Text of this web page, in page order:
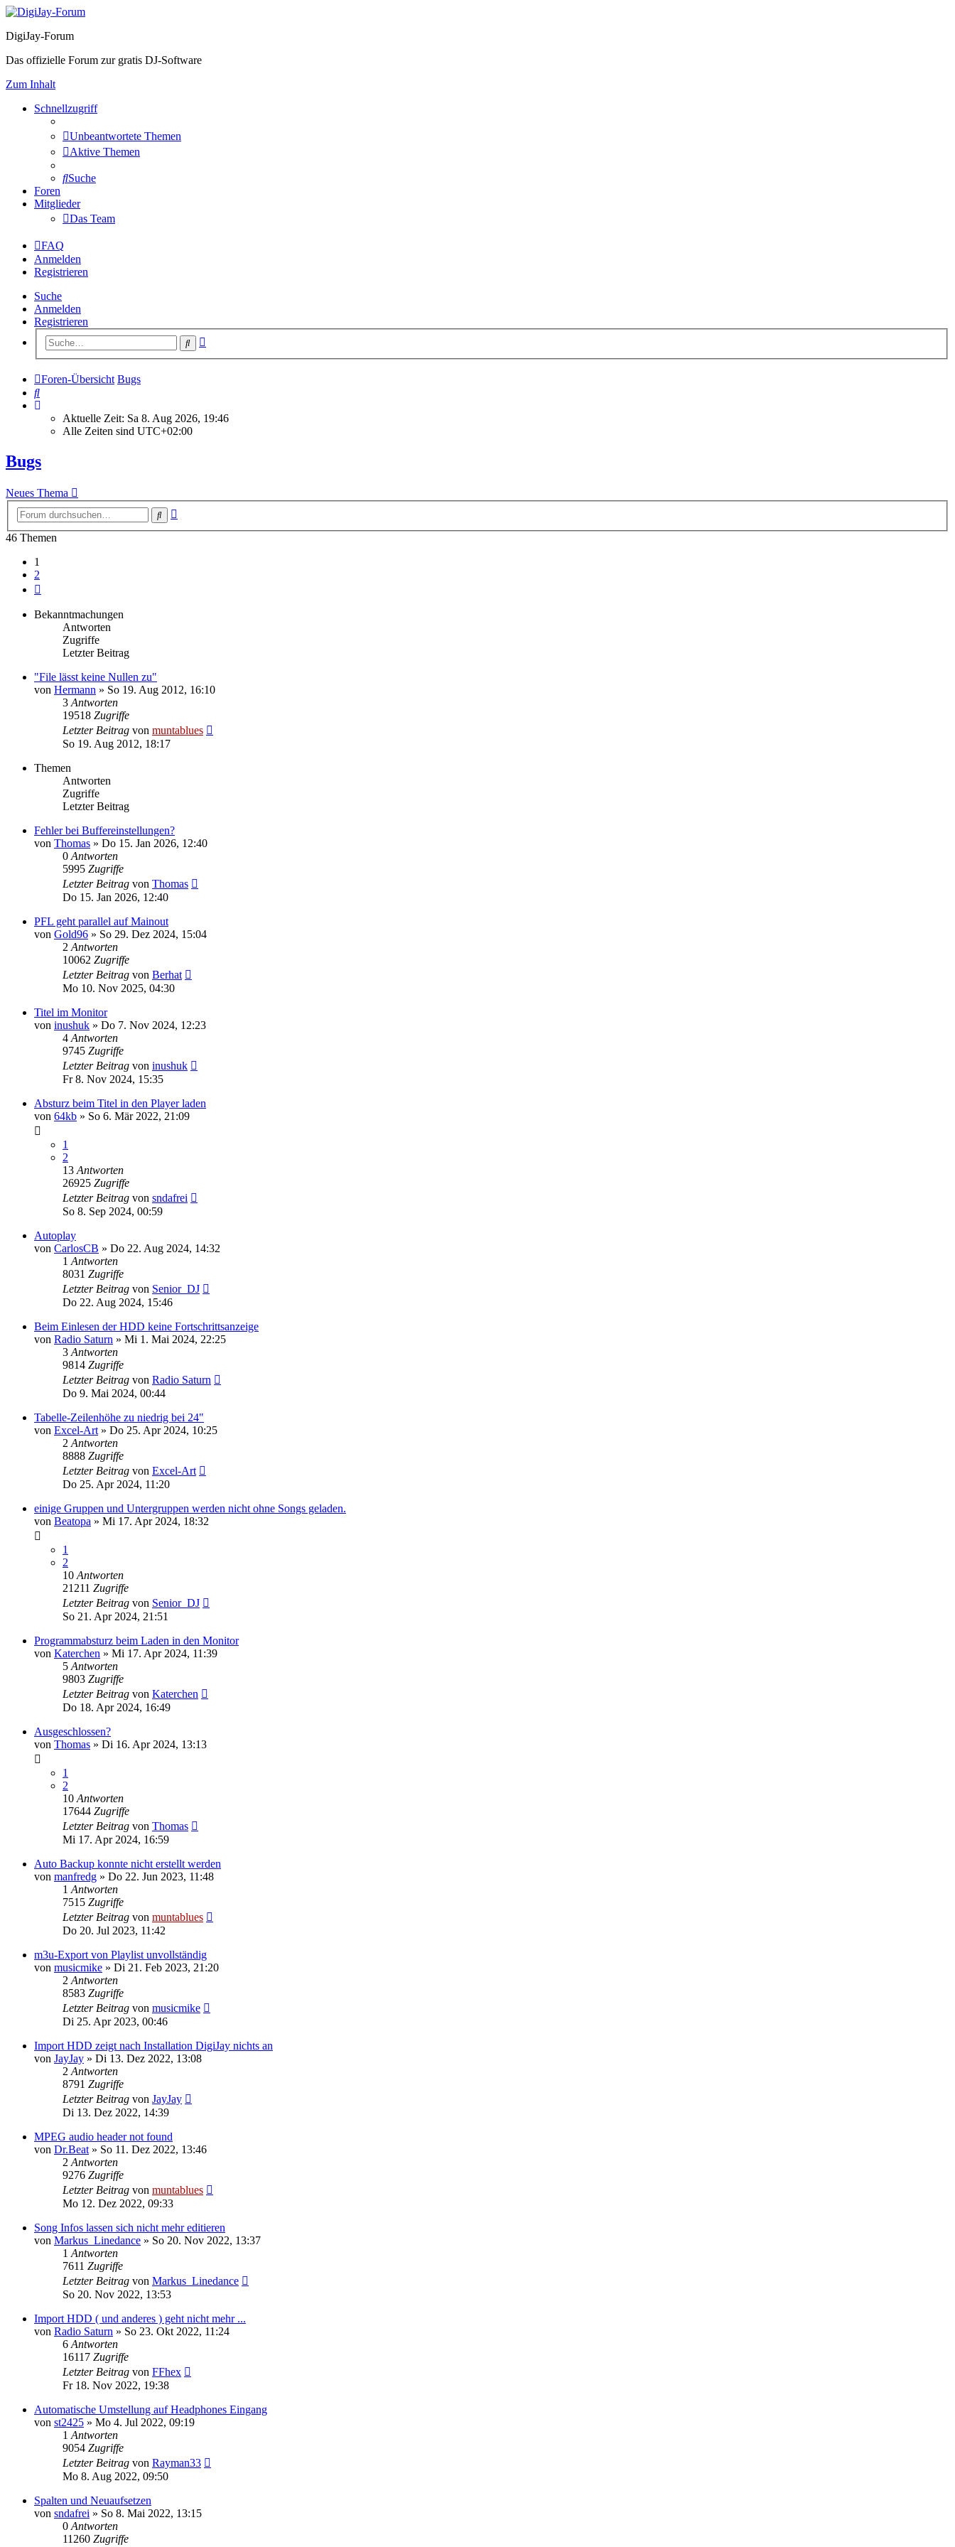
DigiJay-Forum
Das offizielle Forum zur gratis DJ-Software
Zum Inhalt
Schnellzugriff
Unbeantwortete Themen
Aktive Themen
Suche
Foren
Mitglieder
Das Team
FAQ
Anmelden
Registrieren
Suche
Anmelden
Registrieren
Suche
Foren-Übersicht Bugs
Suche
Aktuelle Zeit: Sa 8. Aug 2026, 19:46
Alle Zeiten sind UTC+02:00
Bugs
Neues Thema
Suche
46 Themen
1
2
Bekanntmachungen
Antworten
Zugriffe
Letzter Beitrag
"File lässt keine Nullen zu"
von Hermann » So 19. Aug 2012, 16:10
3 Antworten
19518 Zugriffe
Letzter Beitrag von muntablues
So 19. Aug 2012, 18:17
Themen
Antworten
Zugriffe
Letzter Beitrag
Fehler bei Buffereinstellungen?
von Thomas » Do 15. Jan 2026, 12:40
0 Antworten
5995 Zugriffe
Letzter Beitrag von Thomas
Do 15. Jan 2026, 12:40
PFL geht parallel auf Mainout
von Gold96 » So 29. Dez 2024, 15:04
2 Antworten
10062 Zugriffe
Letzter Beitrag von Berhat
Mo 10. Nov 2025, 04:30
Titel im Monitor
von inushuk » Do 7. Nov 2024, 12:23
4 Antworten
9745 Zugriffe
Letzter Beitrag von inushuk
Fr 8. Nov 2024, 15:35
Absturz beim Titel in den Player laden
von 64kb » So 6. Mär 2022, 21:09
1
2
13 Antworten
26925 Zugriffe
Letzter Beitrag von sndafrei
So 8. Sep 2024, 00:59
Autoplay
von CarlosCB » Do 22. Aug 2024, 14:32
1 Antworten
8031 Zugriffe
Letzter Beitrag von Senior_DJ
Do 22. Aug 2024, 15:46
Beim Einlesen der HDD keine Fortschrittsanzeige
von Radio Saturn » Mi 1. Mai 2024, 22:25
3 Antworten
9814 Zugriffe
Letzter Beitrag von Radio Saturn
Do 9. Mai 2024, 00:44
Tabelle-Zeilenhöhe zu niedrig bei 24"
von Excel-Art » Do 25. Apr 2024, 10:25
2 Antworten
8888 Zugriffe
Letzter Beitrag von Excel-Art
Do 25. Apr 2024, 11:20
einige Gruppen und Untergruppen werden nicht ohne Songs geladen.
von Beatopa » Mi 17. Apr 2024, 18:32
1
2
10 Antworten
21211 Zugriffe
Letzter Beitrag von Senior_DJ
So 21. Apr 2024, 21:51
Programmabsturz beim Laden in den Monitor
von Katerchen » Mi 17. Apr 2024, 11:39
5 Antworten
9803 Zugriffe
Letzter Beitrag von Katerchen
Do 18. Apr 2024, 16:49
Ausgeschlossen?
von Thomas » Di 16. Apr 2024, 13:13
1
2
10 Antworten
17644 Zugriffe
Letzter Beitrag von Thomas
Mi 17. Apr 2024, 16:59
Auto Backup konnte nicht erstellt werden
von manfredg » Do 22. Jun 2023, 11:48
1 Antworten
7515 Zugriffe
Letzter Beitrag von muntablues
Do 20. Jul 2023, 11:42
m3u-Export von Playlist unvollständig
von musicmike » Di 21. Feb 2023, 21:20
2 Antworten
8583 Zugriffe
Letzter Beitrag von musicmike
Di 25. Apr 2023, 00:46
Import HDD zeigt nach Installation DigiJay nichts an
von JayJay » Di 13. Dez 2022, 13:08
2 Antworten
8791 Zugriffe
Letzter Beitrag von JayJay
Di 13. Dez 2022, 14:39
MPEG audio header not found
von Dr.Beat » So 11. Dez 2022, 13:46
2 Antworten
9276 Zugriffe
Letzter Beitrag von muntablues
Mo 12. Dez 2022, 09:33
Song Infos lassen sich nicht mehr editieren
von Markus_Linedance » So 20. Nov 2022, 13:37
1 Antworten
7611 Zugriffe
Letzter Beitrag von Markus_Linedance
So 20. Nov 2022, 13:53
Import HDD ( und anderes ) geht nicht mehr ...
von Radio Saturn » So 23. Okt 2022, 11:24
6 Antworten
16117 Zugriffe
Letzter Beitrag von FFhex
Fr 18. Nov 2022, 19:38
Automatische Umstellung auf Headphones Eingang
von st2425 » Mo 4. Jul 2022, 09:19
1 Antworten
9054 Zugriffe
Letzter Beitrag von Rayman33
Mo 8. Aug 2022, 09:50
Spalten und Neuaufsetzen
von sndafrei » So 8. Mai 2022, 13:15
0 Antworten
11260 Zugriffe